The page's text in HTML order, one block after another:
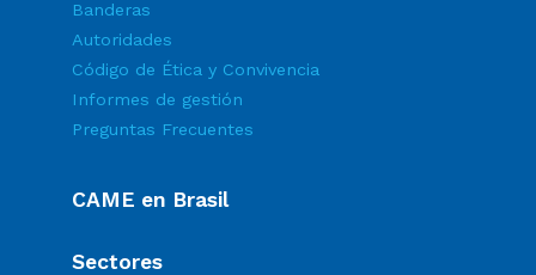
Banderas
Autoridades
Código de Ética y Convivencia
Informes de gestión
Preguntas Frecuentes
CAME en Brasil
Sectores